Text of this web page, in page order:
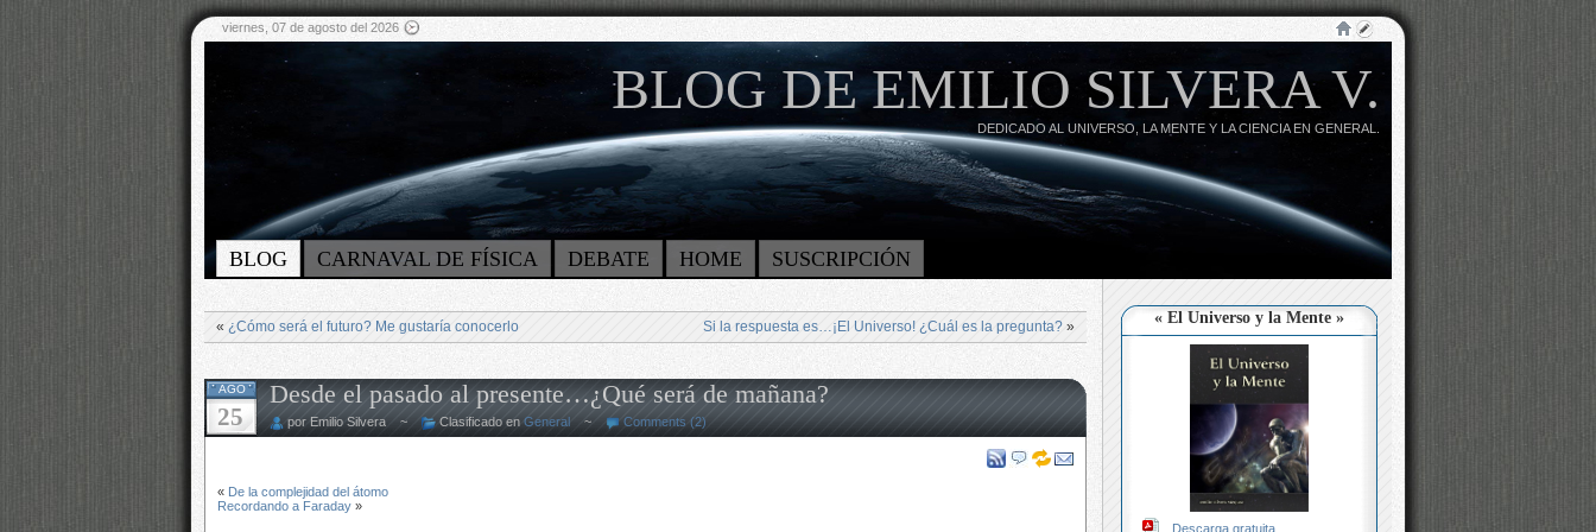
viernes, 07 de agosto del 2026
BLOG DE EMILIO SILVERA V.
DEDICADO AL UNIVERSO, LA MENTE Y LA CIENCIA EN GENERAL.
BLOG CARNAVAL DE FÍSICA DEBATE HOME SUSCRIPCIÓN
« El Universo y la Mente »
Descarga gratuita
« ¿Cómo será el futuro? Me gustaría conocerlo Si la respuesta es…¡El Universo! ¿Cuál es la pregunta? »
AGO
25
Desde el pasado al presente…¿Qué será de mañana?
por Emilio Silvera ~ Clasificado en General ~ Comments (2)
« De la complejidad del átomo
Recordando a Faraday »